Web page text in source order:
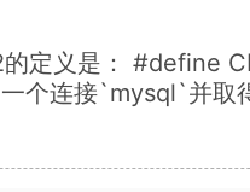
定义是： #define
个连接`mysql`并取